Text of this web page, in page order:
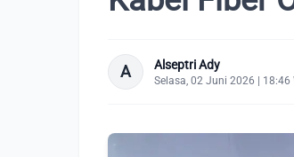
A Alseptri Ady
Selasa, 02 Juni 2026 | 18:46